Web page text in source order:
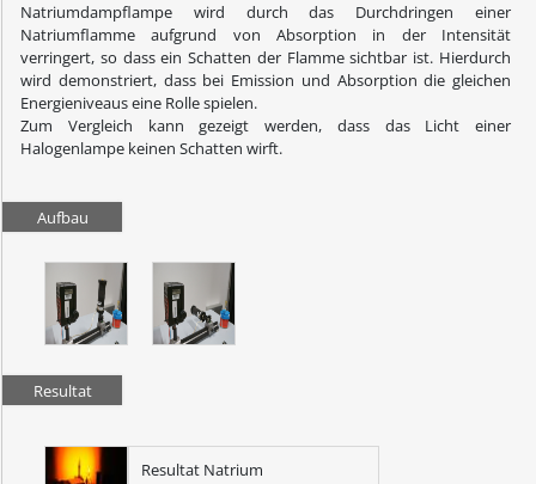
Natriumdampflampe wird durch das Durchdringen einer
Natriumflamme aufgrund von Absorption in der Intensität
verringert, so dass ein Schatten der Flamme sichtbar ist. Hierdurch
wird demonstriert, dass bei Emission und Absorption die gleichen
Energieniveaus eine Rolle spielen.
Zum Vergleich kann gezeigt werden, dass das Licht einer
Halogenlampe keinen Schatten wirft.
Aufbau
Resultat
Resultat Natrium